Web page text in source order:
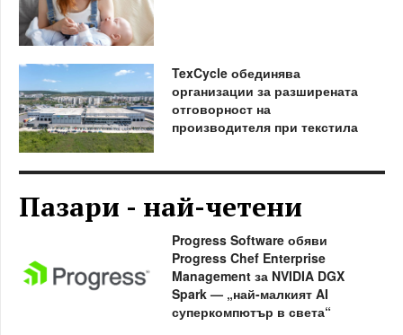
TexCycle обединява
организации за разширената
отговорност на
производителя при текстила
Пазари - най-четени
Progress Software обяви
Progress Chef Enterprise
Management за NVIDIA DGX
Spark — „най-малкият AI
суперкомпютър в света“